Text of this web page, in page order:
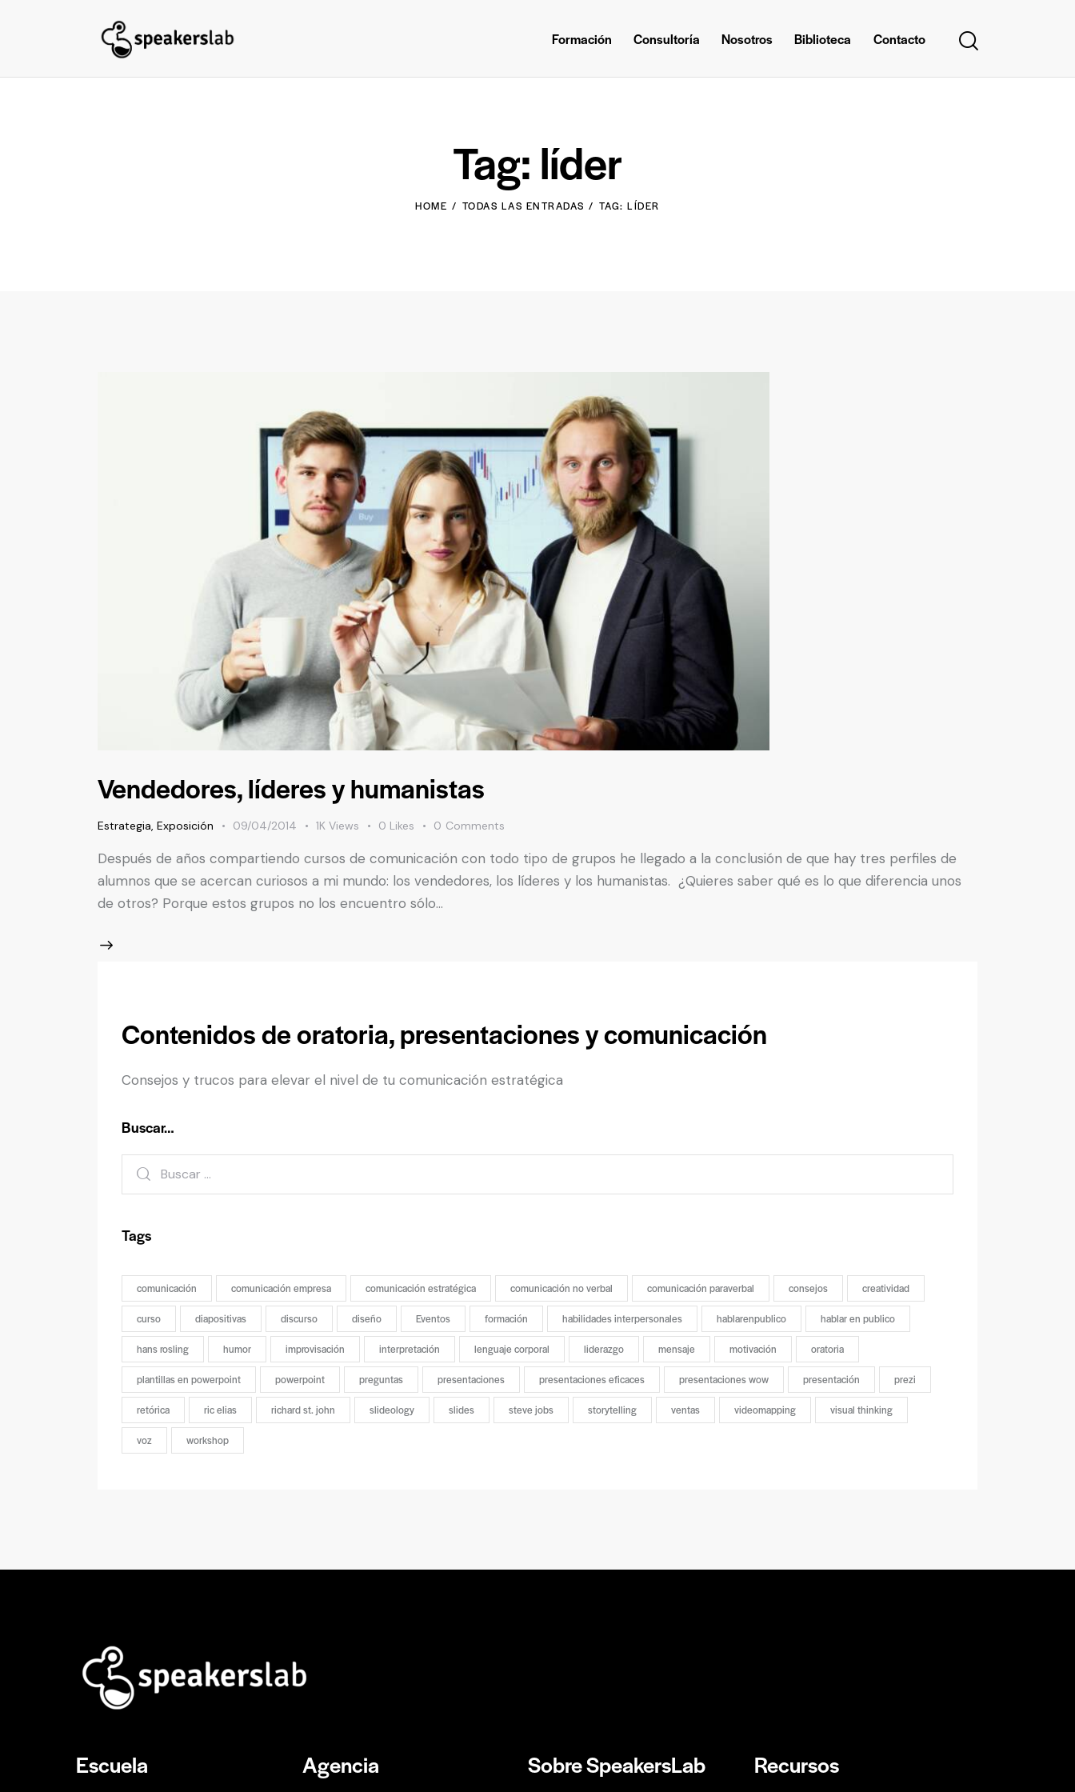
Formación Consultoría Nosotros Biblioteca Contacto
Tag: líder
HOME TODAS LAS ENTRADAS TAG: LÍDER
Vendedores, líderes y humanistas
Estrategia, Exposición 09/04/2014 1K Views 0 Likes 0 Comments
Después de años compartiendo cursos de comunicación con todo tipo de grupos he llegado a la conclusión de que hay tres perfiles de
alumnos que se acercan curiosos a mi mundo: los vendedores, los líderes y los humanistas. ¿Quieres saber qué es lo que diferencia unos
de otros? Porque estos grupos no los encuentro sólo…
Contenidos de oratoria, presentaciones y comunicación
Consejos y trucos para elevar el nivel de tu comunicación estratégica
Buscar…
Tags
comunicación comunicación empresa comunicación estratégica comunicación no verbal comunicación paraverbal consejos creatividad
curso diapositivas discurso diseño Eventos formación habilidades interpersonales hablarenpublico hablar en publico
hans rosling humor improvisación interpretación lenguaje corporal liderazgo mensaje motivación oratoria
plantillas en powerpoint powerpoint preguntas presentaciones presentaciones eficaces presentaciones wow presentación prezi
retórica ric elias richard st. john slideology slides steve jobs storytelling ventas videomapping visual thinking
voz workshop
Escuela Agencia Sobre SpeakersLab Recursos